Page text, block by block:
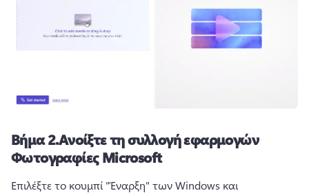
Βήμα 2.Ανοίξτε τη συλλογή εφαρμογών
Φωτογραφίες Microsoft
Επιλέξτε το κουμπί "Έναρξη" των Windows και